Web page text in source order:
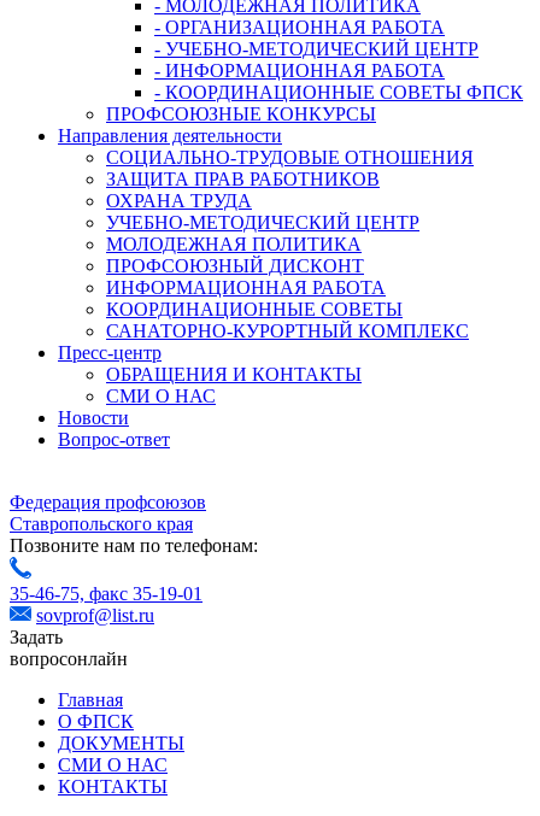
- МОЛОДЁЖНАЯ ПОЛИТИКА
- ОРГАНИЗАЦИОННАЯ РАБОТА
- УЧЕБНО-МЕТОДИЧЕСКИЙ ЦЕНТР
- ИНФОРМАЦИОННАЯ РАБОТА
- КООРДИНАЦИОННЫЕ СОВЕТЫ ФПСК
ПРОФСОЮЗНЫЕ КОНКУРСЫ
Направления деятельности
СОЦИАЛЬНО-ТРУДОВЫЕ ОТНОШЕНИЯ
ЗАЩИТА ПРАВ РАБОТНИКОВ
ОХРАНА ТРУДА
УЧЕБНО-МЕТОДИЧЕСКИЙ ЦЕНТР
МОЛОДЕЖНАЯ ПОЛИТИКА
ПРОФСОЮЗНЫЙ ДИСКОНТ
ИНФОРМАЦИОННАЯ РАБОТА
КООРДИНАЦИОННЫЕ СОВЕТЫ
САНАТОРНО-КУРОРТНЫЙ КОМПЛЕКС
Пресс-центр
ОБРАЩЕНИЯ И КОНТАКТЫ
СМИ О НАС
Новости
Вопрос-ответ
Федерация профсоюзов
Ставропольского края
Позвоните нам по телефонам:
35-46-75, факс 35-19-01
sovprof@list.ru
Задать
вопросонлайн
Главная
О ФПСК
ДОКУМЕНТЫ
СМИ О НАС
КОНТАКТЫ